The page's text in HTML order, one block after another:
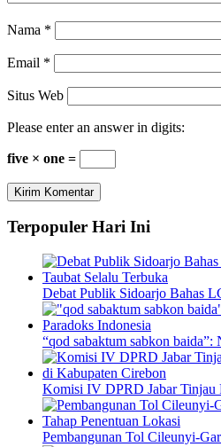
Nama *
Email *
Situs Web
Please enter an answer in digits:
five × one =
Terpopuler Hari Ini
Debat Publik Sidoarjo Bahas
“qod sabaktum sabkon
Komisi IV DPRD Jabar Tinjau
Pembangunan Tol Cileunyi-